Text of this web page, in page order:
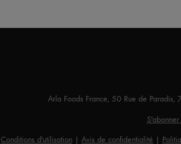
Arla Foods France, 50 Rue de
Conditions d'utilisation | Avis de confidentialité |